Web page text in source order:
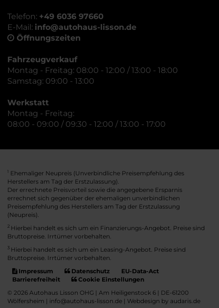
Telefon: +49 6036 97660
E-Mail: info@autohaus-lisson.de
Öffnungszeiten
Fahrzeugverkauf
Montag - Freitag: 08:00 - 12:00 / 13:00 - 18:00
Samstag: 09:00 - 13:00
Werkstatt
Montag - Freitag:
08:00 - 09:00 / 09:30 - 12:00 / 13:00 - 17:00
1
Ehemaliger Neupreis (Unverbindliche Preisempfehlung des
Herstellers am Tag der Erstzulassung).
Der errechnete Preisvorteil sowie die angegebene Ersparnis
errechnet sich gegenüber der ehemaligen unverbindlichen
Preisempfehlung des Herstellers am Tag der Erstzulassung
(Neupreis).
2 Hierbei handelt es sich um ein Finanzierungs-Angebot. Preise sind
Bruttopreise. Irrtümer vorbehalten.
3 Hierbei handelt es sich um ein Leasing-Angebot. Preise sind
Bruttopreise. Irrtümer vorbehalten.
Impressum
Datenschutz
EU-Data-Act
Barrierefreiheit
Cookie Einstellungen
© 2026 Autohaus Lisson OHG | Am Heiligenstock 6 | DE-61200
Wölfersheim | info@autohaus-lisson.de | Webdesign by audaris.de